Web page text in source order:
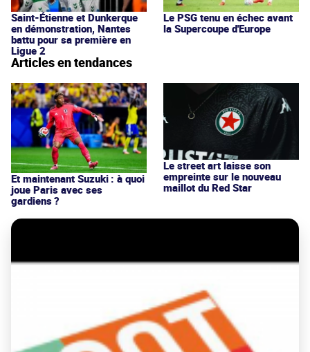
Saint-Étienne et Dunkerque
en démonstration, Nantes
battu pour sa première en
Ligue 2
Le PSG tenu en échec avant
la Supercoupe d'Europe
Articles en tendances
Et maintenant Suzuki : à quoi
joue Paris avec ses
gardiens ?
Le street art laisse son
empreinte sur le nouveau
maillot du Red Star